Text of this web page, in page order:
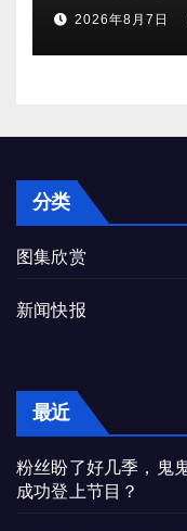
2026年8月7日
分类
图集欣赏
新闻快报
最近
粉丝盼了好几季，鬼
成功登上节目？